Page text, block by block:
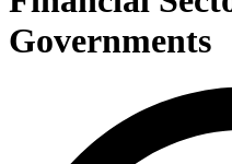
Governments